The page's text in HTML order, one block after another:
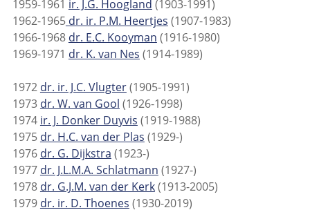
1959-1961 ir. J.G. Hoogland (1903-1991)
1962-1965dr. ir. P.M. Heertjes (1907-1983)
1966-1968 dr. E.C. Kooyman (1916-1980)
1969-1971 dr. K. van Nes (1914-1989)
1972 dr. ir. J.C. Vlugter(1905-1991)
1973 dr. W. van Gool (1926-1998)
1974 ir. J. Donker Duyvis (1919-1988)
1975 dr. H.C. van der Plas (1929-)
1976 dr. G. Dijkstra (1923-)
1977 dr. J.L.M.A. Schlatmann (1927-)
1978 dr. G.J.M. van der Kerk(1913-2005)
1979 dr. ir. D. Thoenes (1930-2019)